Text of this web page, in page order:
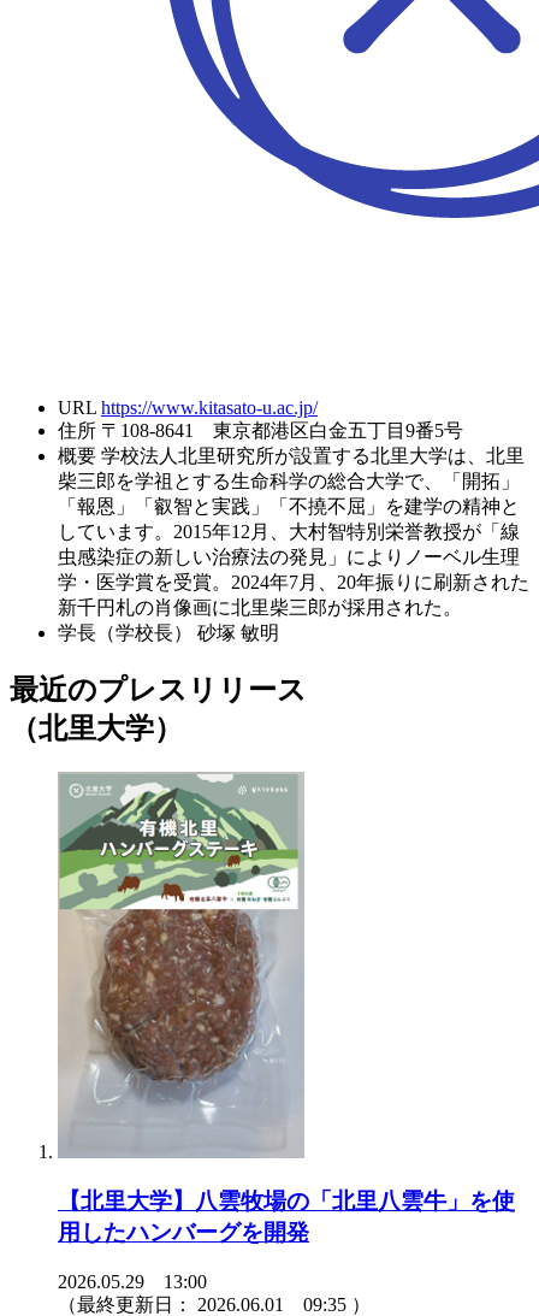
URL https://www.kitasato-u.ac.jp/
住所 〒108-8641 東京都港区白金五丁目9番5号
概要 学校法人北里研究所が設置する北里大学は、北里
柴三郎を学祖とする生命科学の総合大学で、「開拓」
「報恩」「叡智と実践」「不撓不屈」を建学の精神と
しています。2015年12月、大村智特別栄誉教授が「線
虫感染症の新しい治療法の発見」によりノーベル生理
学・医学賞を受賞。2024年7月、20年振りに刷新された
新千円札の肖像画に北里柴三郎が採用された。
学長（学校長）
砂塚 敏明
最近のプレスリリース
（北里大学）
【北里大学】八雲牧場の「北里八雲牛」を使
用したハンバーグを開発
2026.05.29 13:00
（最終更新日： 2026.06.01 09:35 ）